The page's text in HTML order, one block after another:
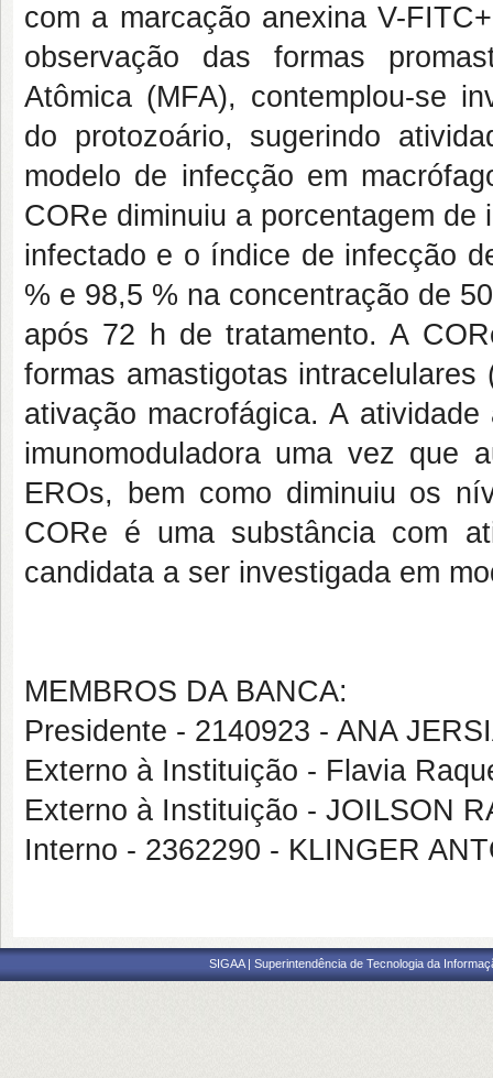
com a marcação anexina V-
observação das formas
Atômica (MFA), contemplou-se
do protozoário, sugerindo
modelo de infecção em
CORe diminuiu a porcentagem
infectado e o índice de infecção
% e 98,5 % na concentração de
após 72 h de tratamento. A
formas amastigotas intracelulares
ativação macrofágica. A
imunomoduladora uma vez
EROs, bem como diminuiu os
CORe é uma substância com
candidata a ser investigada em
MEMBROS DA BANCA:
Presidente - 2140923 - ANA
Externo à Instituição - Flavia
Externo à Instituição - JOILSON
Interno - 2362290 - KLINGER
SIGAA | Superintendência de Tecnologia da